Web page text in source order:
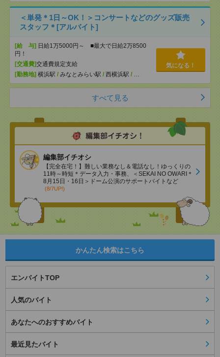
＜単発＊1日～OK！＞コンサートなどのグッズ販売
スタッフ＊[アルバイト]
[給 与] 日給1万5000円～ ■最大で日給2万8500
円！
[交通費]交通費規定支給
[勤務地] 横浜駅 / みなとみらい駅 / 西横浜駅 / …
気になる！
すべて見る
編集部イチオシ
【完全在宅！】難しい業務なし＆電話なし！ゆっくりの
11時～時短＊データ入力・事務、＜SEKAI NO OWARI＊
8月15日・16日＞ドーム公演のサポートバイトなど
(8/7UP!)
かんたん検索はこちら
エンバイトTOP
人気のバイト
あなたへのおすすめバイト
最近見たバイト